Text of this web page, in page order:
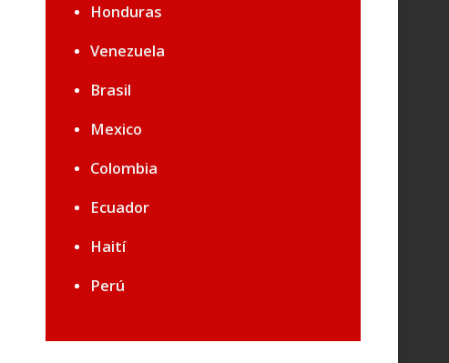
Honduras
Venezuela
Brasil
Mexico
Colombia
Ecuador
Haití
Perú